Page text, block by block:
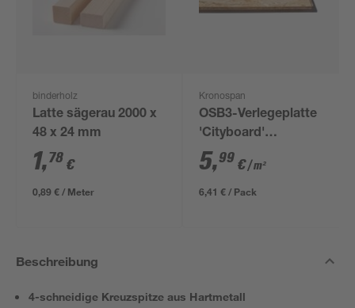
binderholz
Latte sägerau 2000 x
48 x 24 mm
1,78 €
0,89 € / Meter
Kronospan
OSB3-Verlegeplatte
'Cityboard'
ungeschliffen 1690 x
634 x 12 mm
5,99 €/ m²
6,41 € / Pack
Beschreibung
4-schneidige Kreuzspitze aus Hartmetall